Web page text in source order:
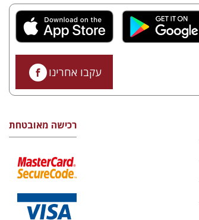
עקבו אחרינו
רכישה מאובטחת